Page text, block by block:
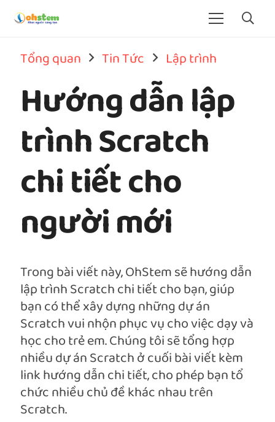
Tổng quan Tin Tức Lập trình
Hướng dẫn lập
trình Scratch
chi tiết cho
người mới
Trong bài viết này, OhStem sẽ hướng dẫn
lập trình Scratch chi tiết cho bạn, giúp
bạn có thể xây dựng những dự án
Scratch vui nhộn phục vụ cho việc dạy và
học cho trẻ em. Chúng tôi sẽ tổng hợp
nhiều dự án Scratch ở cuối bài viết kèm
link hướng dẫn chi tiết, cho phép bạn tổ
chức nhiều chủ đề khác nhau trên
Scratch.